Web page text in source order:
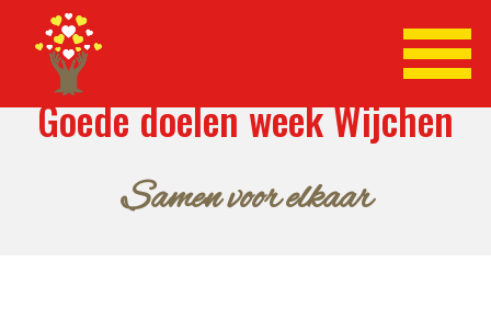
Goede doelen week Wijchen
Samen voor elkaar